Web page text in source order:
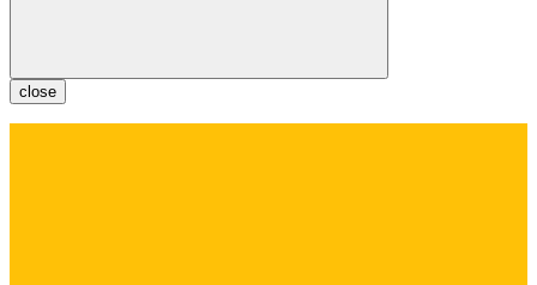
close